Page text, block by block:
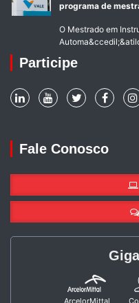
programa de
O Mestrado em
Participe
Fale Conosco